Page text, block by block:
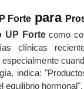
Fortepara
UP Fortecomo
clínicas
indica:
equilibrio hormonal".